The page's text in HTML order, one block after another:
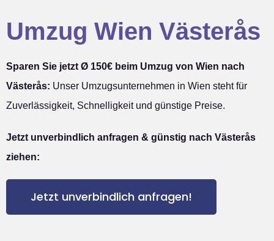
Umzug Wien Västerås
Sparen Sie jetzt Ø 150€ beim Umzug von Wien nach
Västerås: Unser Umzugsunternehmen in Wien steht für
Zuverlässigkeit, Schnelligkeit und günstige Preise.
Jetzt unverbindlich anfragen & günstig nach Västerås
ziehen:
Jetzt unverbindlich anfragen!